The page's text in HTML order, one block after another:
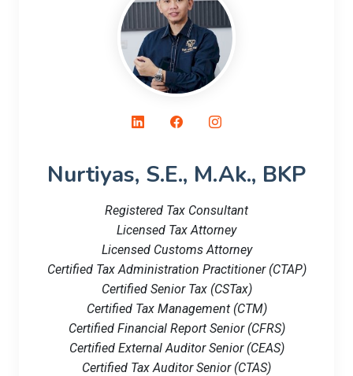
Nurtiyas, S.E., M.Ak., BKP
Registered Tax Consultant
Licensed Tax Attorney
Licensed Customs Attorney
Certified Tax Administration Practitioner (CTAP)
Certified Senior Tax (CSTax)
Certified Tax Management (CTM)
Certified Financial Report Senior (CFRS)
Certified External Auditor Senior (CEAS)
Certified Tax Auditor Senior (CTAS)